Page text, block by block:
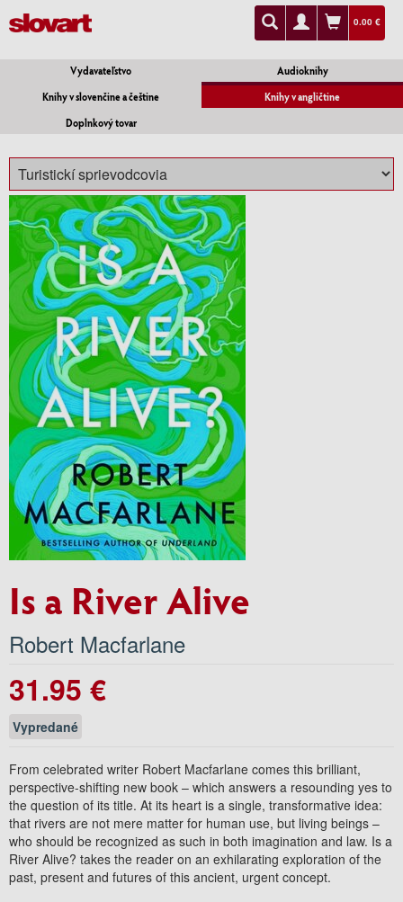
0.00 €
Vydavateľstvo
Audioknihy
Knihy v slovenčine a češtine
Knihy v angličtine
Doplnkový tovar
Is a River Alive
Robert Macfarlane
31.95 €
Vypredané
From celebrated writer Robert Macfarlane comes this brilliant,
perspective-shifting new book – which answers a resounding yes to
the question of its title. At its heart is a single, transformative idea:
that rivers are not mere matter for human use, but living beings –
who should be recognized as such in both imagination and law. Is a
River Alive? takes the reader on an exhilarating exploration of the
past, present and futures of this ancient, urgent concept.